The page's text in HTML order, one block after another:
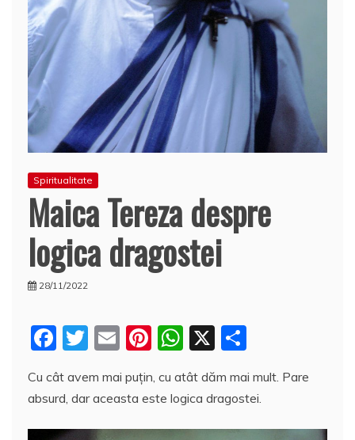
Spiritualitate
Maica Tereza despre
logica dragostei
28/11/2022
F
a
c
e
T
itt
E
ai
Pi
er
W
h
at
s
X
rt
Cu cât avem mai puţin, cu atât dăm mai mult. Pare
absurd, dar aceasta este logica dragostei.